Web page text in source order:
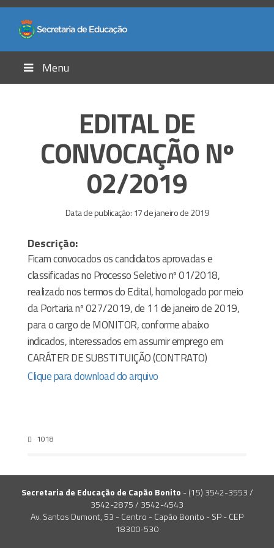
Menu
EDITAL DE
CONVOCAÇÃO Nº
02/2019
Data de publicação: 17 de janeiro de 2019
Descrição:
Ficam convocados os candidatos aprovadas e
classificadas no Processo Seletivo nº 01/2018,
realizado nos termos do Edital, homologado por meio
da Portaria nº 027/2019, de 11 de janeiro de 2019,
para o cargo de MONITOR, conforme abaixo
indicados, interessados em assumir emprego em
CARÁTER DE SUBSTITUIÇÃO (CONTRATO)
Clique para download do arquivo
1018
Secretaria de Educação de Capão Bonito - (15) 3542-3553 /
3542-2875 / 3542-4543
Av. Santos Dumont, 53 - Centro - Capão Bonito - SP - CEP
18300-530